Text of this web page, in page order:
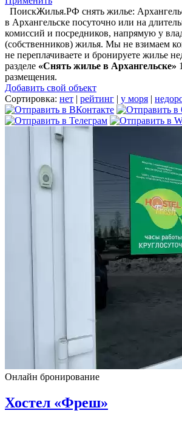
ПоискЖилья.РФ снять жилье:
в Архангельске посуточно или на
комиссий и посредников, напрямую у
(собственников) жилья. Мы не взимаем
не переплачиваете и бронируете жилье
разделе «Снять жилье в Архангельске»
размещения.
Добавить свой объект
Сортировка: нет | рейтинг | у моря |
Онлайн бронирование
Хостел «Фреш»